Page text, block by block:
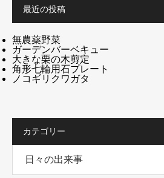
最近の投稿
無農薬野菜
ガーデンバーベキュー
大きな栗の木剪定
角形七輪用石プレート
ノコギリクワガタ
カテゴリー
日々の出来事